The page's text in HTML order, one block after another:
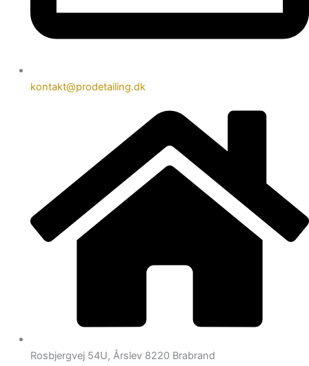
kontakt@prodetailing.dk
Rosbjergvej 54U, Årslev 8220 Brabrand